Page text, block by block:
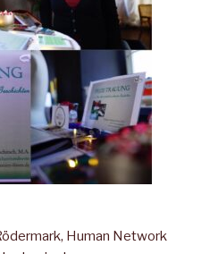
Human Network